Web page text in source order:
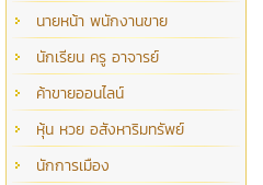
นายหน้า พนักงานขาย
นักเรียน ครู อาจารย์
ค้าขายออนไลน์
หุ้น หวย อสังหาริมทรัพย์
นักการเมือง